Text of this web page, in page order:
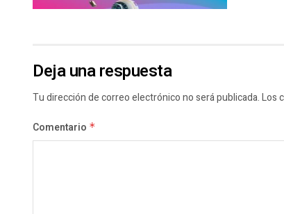
Deja una respuesta
Tu dirección de correo electrónico no será publicada.Los
Comentario *